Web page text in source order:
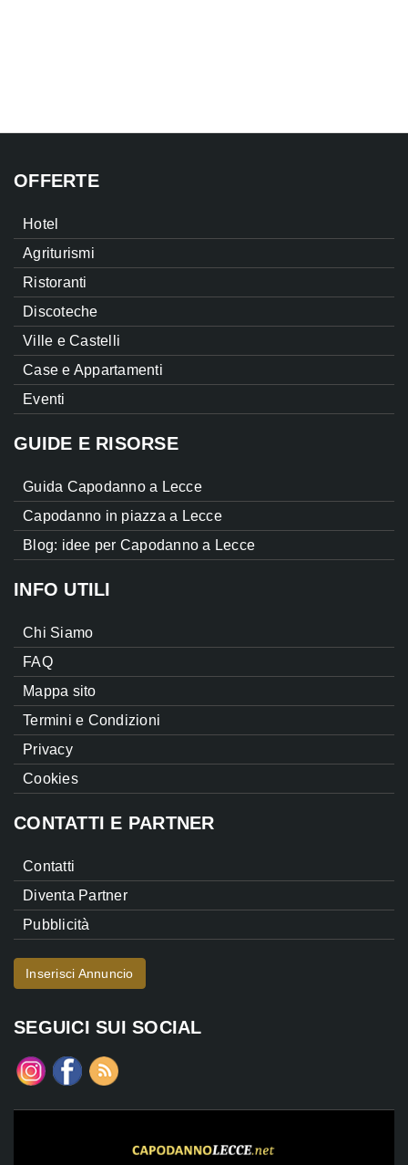
OFFERTE
Hotel
Agriturismi
Ristoranti
Discoteche
Ville e Castelli
Case e Appartamenti
Eventi
GUIDE E RISORSE
Guida Capodanno a Lecce
Capodanno in piazza a Lecce
Blog: idee per Capodanno a Lecce
INFO UTILI
Chi Siamo
FAQ
Mappa sito
Termini e Condizioni
Privacy
Cookies
CONTATTI E PARTNER
Contatti
Diventa Partner
Pubblicità
Inserisci Annuncio
SEGUICI SUI SOCIAL